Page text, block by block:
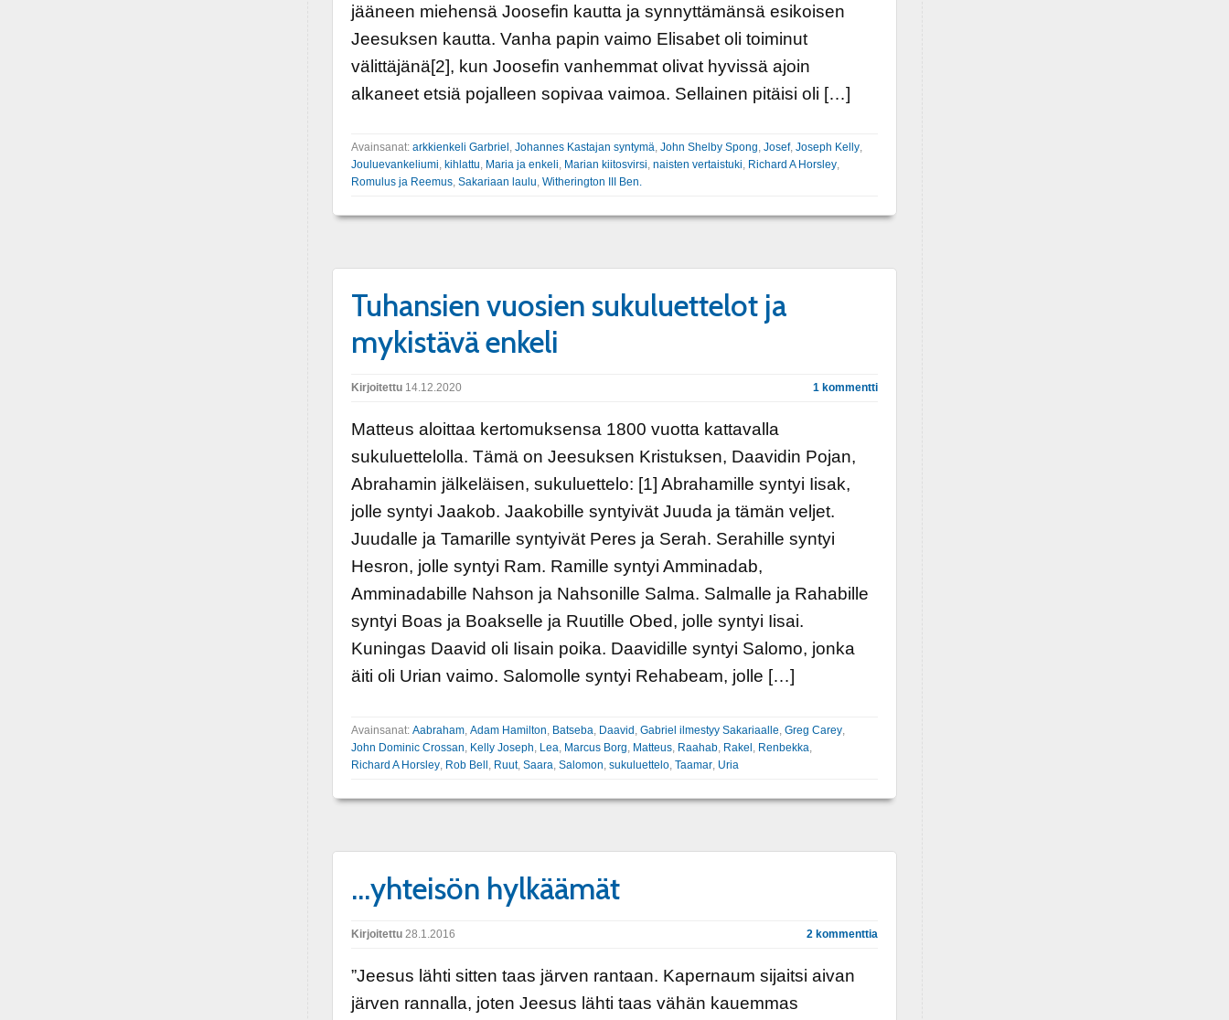
jääneen miehensä Joosefin kautta ja synnyttämänsä esikoisen
Jeesuksen kautta. Vanha papin vaimo Elisabet oli toiminut
välittäjänä[2], kun Joosefin vanhemmat olivat hyvissä ajoin
alkaneet etsiä pojalleen sopivaa vaimoa. Sellainen pitäisi oli […]
Avainsanat: arkkienkeli Garbriel , Johannes Kastajan syntymä, John Shelby Spong, Josef, Joseph Kelly,
Jouluevankeliumi, kihlattu, Maria ja enkeli, Marian kiitosvirsi, naisten vertaistuki, Richard A Horsley,
Romulus ja Reemus, Sakariaan laulu, Witherington III Ben.
Tuhansien vuosien sukuluettelot ja
mykistävä enkeli
Kirjoitettu14.12.2020 1 kommentti
Matteus aloittaa kertomuksensa 1800 vuotta kattavalla
sukuluettelolla. Tämä on Jeesuksen Kristuksen, Daavidin Pojan,
Abrahamin jälkeläisen, sukuluettelo: [1] Abrahamille syntyi Iisak,
jolle syntyi Jaakob. Jaakobille syntyivät Juuda ja tämän veljet.
Juudalle ja Tamarille syntyivät Peres ja Serah. Serahille syntyi
Hesron, jolle syntyi Ram. Ramille syntyi Amminadab,
Amminadabille Nahson ja Nahsonille Salma. Salmalle ja Rahabille
syntyi Boas ja Boakselle ja Ruutille Obed, jolle syntyi Iisai.
Kuningas Daavid oli Iisain poika. Daavidille syntyi Salomo, jonka
äiti oli Urian vaimo. Salomolle syntyi Rehabeam, jolle […]
Avainsanat: Aabraham, Adam Hamilton Batseba Daavid Gabriel ilmestyy Sakariaalle Greg Carey,
John Dominic Crossan Kelly Joseph Lea Marcus Borg Matteus, Raahab, Rakel Renbekka
Richard A Horsley, Rob Bell Ruut, Saara Salomon sukuluettelo, Taamar, Uria
…yhteisön hylkäämät
Kirjoitettu28.1.2016 2 kommenttia
”Jeesus lähti sitten taas järven rantaan. Kapernaum sijaitsi aivan
järven rannalla, joten Jeesus lähti taas vähän kauemmas